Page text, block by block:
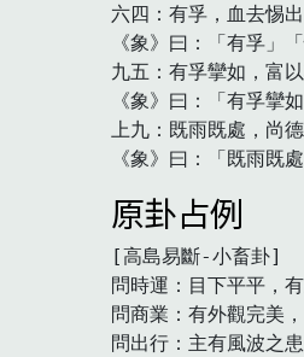
六四：有孚，血去惕出
《象》曰：「有孚」
九五：有孚攣如，富以
《象》曰：「有孚攣
上九：既雨既處，尚
《象》曰：「既雨既
原卦占例
[高島易斷-小畜卦]
問時運：目下平平，
問商業：有外觀完美
問出行：主有風波之患